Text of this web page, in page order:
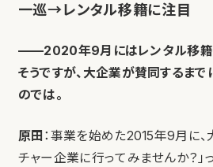
一巡→レンタル移籍に注目
——2020年9月にはレンタル移籍
そうですが、大企業が賛同するま
のでは。
原田 ：事業を始めた2015年9月に
チャー企業に行ってみませんか？」